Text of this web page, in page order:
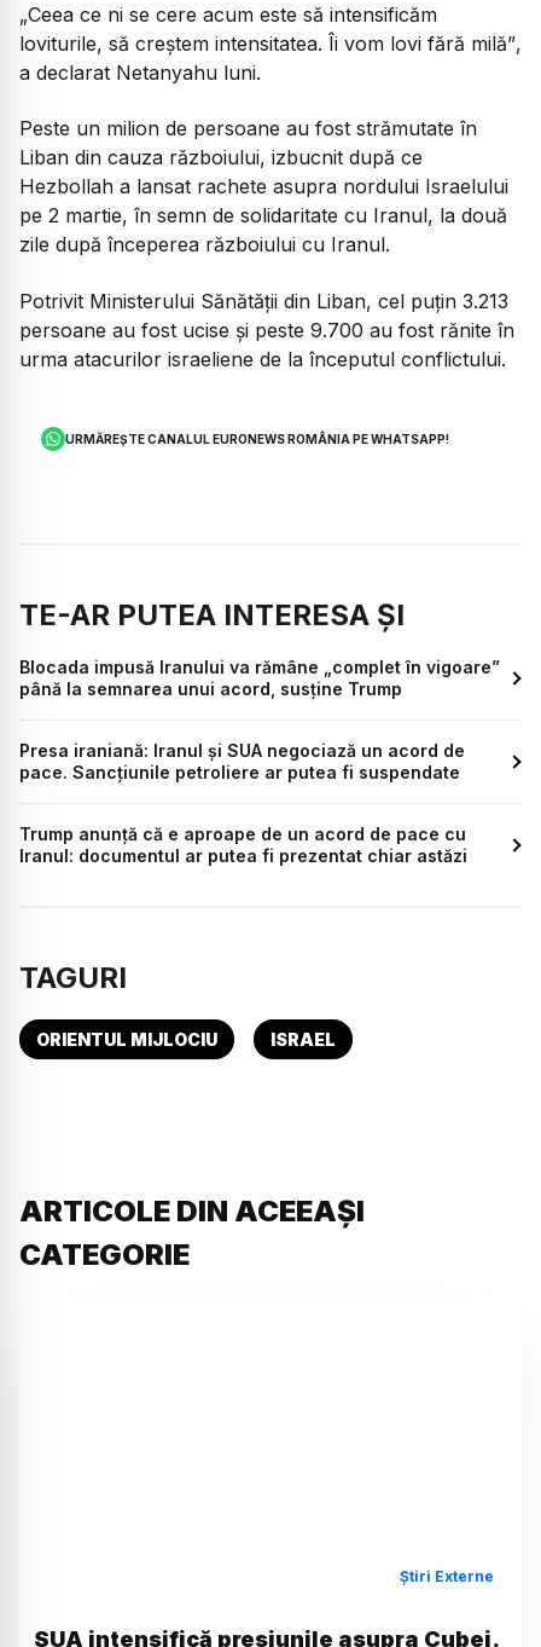
„Ceea ce ni se cere acum este să intensificăm
loviturile, să creștem intensitatea. Îi vom lovi fără milă”,
a declarat Netanyahu luni.
Peste un milion de persoane au fost strămutate în
Liban din cauza războiului, izbucnit după ce
Hezbollah a lansat rachete asupra nordului Israelului
pe 2 martie, în semn de solidaritate cu Iranul, la două
zile după începerea războiului cu Iranul.
Potrivit Ministerului Sănătății din Liban, cel puțin 3.213
persoane au fost ucise și peste 9.700 au fost rănite în
urma atacurilor israeliene de la începutul conflictului.
URMĂREȘTE CANALUL EURONEWS ROMÂNIA PE WHATSAPP!
TE-AR PUTEA INTERESA ȘI
Blocada impusă Iranului va rămâne „complet în vigoare”
până la semnarea unui acord, susține Trump
Presa iraniană: Iranul și SUA negociază un acord de
pace. Sancțiunile petroliere ar putea fi suspendate
Trump anunță că e aproape de un acord de pace cu
Iranul: documentul ar putea fi prezentat chiar astăzi
TAGURI
ORIENTUL MIJLOCIU ISRAEL
ARTICOLE DIN ACEEAȘI
CATEGORIE
Știri Externe
SUA intensifică presiunile asupra Cubei.